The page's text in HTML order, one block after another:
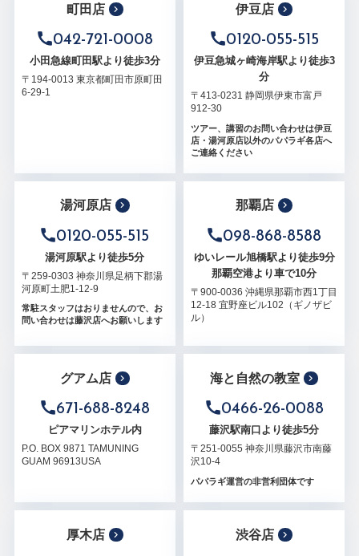
町田店
042-721-0008
小田急線町田駅より徒歩3分
〒194-0013 東京都町田市原町田
6-29-1
伊豆店
0120-055-515
伊豆急城ヶ崎海岸駅より徒歩3
分
〒413-0231 静岡県伊東市富戸
912-30
ツアー、講習のお問い合わせは伊豆
店・湯河原店以外のパパラギ各店へ
ご連絡ください
湯河原店
0120-055-515
湯河原駅より徒歩5分
〒259-0303 神奈川県足柄下郡湯
河原町土肥1-12-9
常駐スタッフはおりませんので、お
問い合わせは藤沢店へお願いします
那覇店
098-868-8588
ゆいレール旭橋駅より徒歩9分
那覇空港より車で10分
〒900-0036 沖縄県那覇市西1丁目
12-18 宜野座ビル102（ギノザビ
ル）
グアム店
671-688-8248
ピアマリンホテル内
P.O. BOX 9871 TAMUNING
GUAM 96913USA
海と自然の教室
0466-26-0088
藤沢駅南口より徒歩5分
〒251-0055 神奈川県藤沢市南藤
沢10-4
パパラギ運営の非営利団体です
厚木店 渋谷店